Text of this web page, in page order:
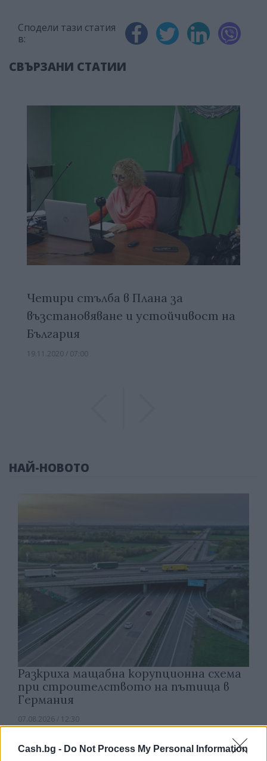
Cash.bg - Do Not Process My Personal Information
Сподели тази статия
в:
СВЪРЗАНИ СТАТИИ
Четири стълба в Плана за
възстановяване и устойчивост на
България
19.11.2020 / 07:00
НАЙ-НОВОТО
Разкриха мащабна корупционна схема
при строителството на пътища в
Германия
07.08.2026 / 12:30